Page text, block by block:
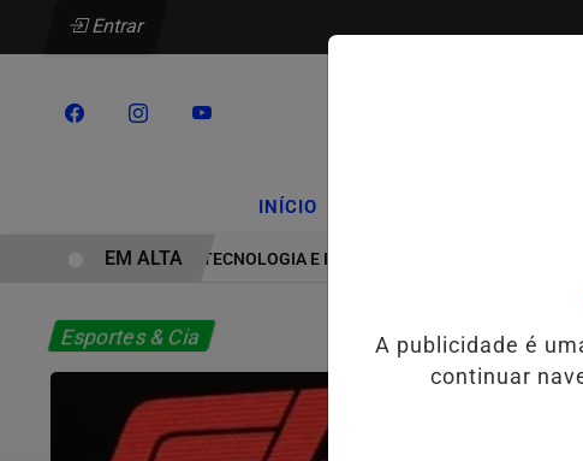
Entrar
INÍCIO
HYUNDAI LEVA TECNOLOGIA E INOVAÇÃO PARA ESTUDANTES DA
EM ALTA
Esportes & Cia
A publicidade é
continuar